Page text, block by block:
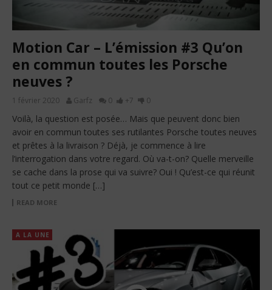
Motion Car – L’émission #3 Qu’on
en commun toutes les Porsche
neuves ?
1 février 2020 Garfz 0 +7 0
Voilà, la question est posée… Mais que peuvent donc bien
avoir en commun toutes ses rutilantes Porsche toutes neuves
et prêtes à la livraison ? Déjà, je commence à lire
l’interrogation dans votre regard. Où va-t-on? Quelle merveille
se cache dans la prose qui va suivre? Oui ! Qu’est-ce qui réunit
tout ce petit monde […]
READ MORE
A LA UNE